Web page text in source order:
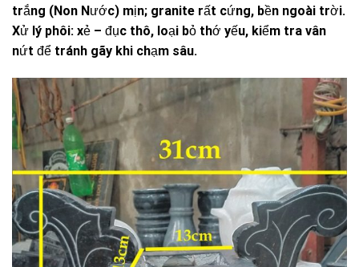
trắng (Non Nước) mịn; granite rất cứng, bền ngoài trời.
Xử lý phôi: xẻ – đục thô, loại bỏ thớ yếu, kiểm tra vân
nứt để tránh gãy khi chạm sâu.